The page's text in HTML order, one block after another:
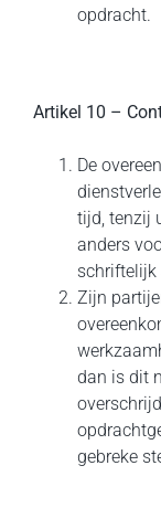
opdracht.
Artikel 10 –
De
tijd, tenzij
anders
schriftelijk
Zijn
dan is dit
gebreke